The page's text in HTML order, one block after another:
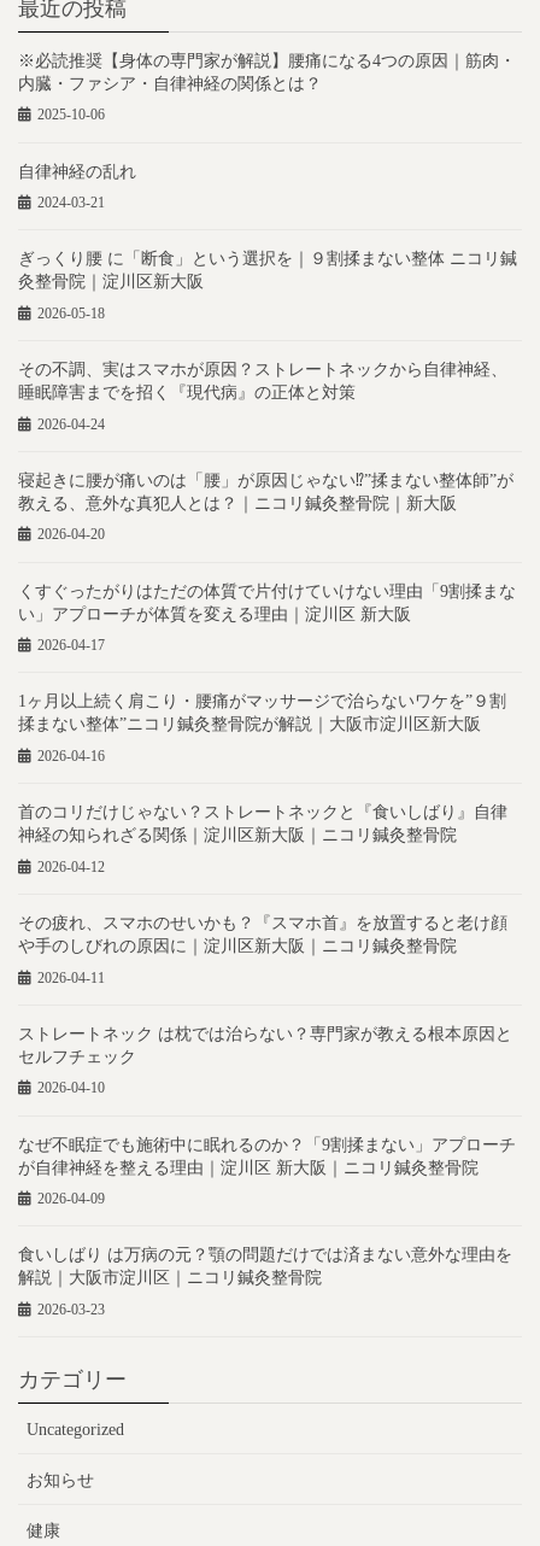
最近の投稿
※必読推奨【身体の専門家が解説】腰痛になる4つの原因｜筋肉・
内臓・ファシア・自律神経の関係とは？
2025-10-06
自律神経の乱れ
2024-03-21
ぎっくり腰 に「断食」という選択を｜９割揉まない整体 ニコリ鍼
灸整骨院｜淀川区新大阪
2026-05-18
その不調、実はスマホが原因？ストレートネックから自律神経、
睡眠障害までを招く『現代病』の正体と対策
2026-04-24
寝起きに腰が痛いのは「腰」が原因じゃない⁉︎”揉まない整体師”が
教える、意外な真犯人とは？｜ニコリ鍼灸整骨院｜新大阪
2026-04-20
くすぐったがりはただの体質で片付けていけない理由「9割揉まな
い」アプローチが体質を変える理由｜淀川区 新大阪
2026-04-17
1ヶ月以上続く肩こり・腰痛がマッサージで治らないワケを”９割
揉まない整体”ニコリ鍼灸整骨院が解説｜大阪市淀川区新大阪
2026-04-16
首のコリだけじゃない？ストレートネックと『食いしばり』自律
神経の知られざる関係｜淀川区新大阪｜ニコリ鍼灸整骨院
2026-04-12
その疲れ、スマホのせいかも？『スマホ首』を放置すると老け顔
や手のしびれの原因に｜淀川区新大阪｜ニコリ鍼灸整骨院
2026-04-11
ストレートネック は枕では治らない？専門家が教える根本原因と
セルフチェック
2026-04-10
なぜ不眠症でも施術中に眠れるのか？「9割揉まない」アプローチ
が自律神経を整える理由｜淀川区 新大阪｜ニコリ鍼灸整骨院
2026-04-09
食いしばり は万病の元？顎の問題だけでは済まない意外な理由を
解説｜大阪市淀川区｜ニコリ鍼灸整骨院
2026-03-23
カテゴリー
Uncategorized
お知らせ
健康